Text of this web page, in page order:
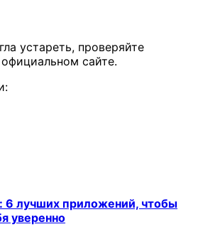
устареть, проверяйте
сайте.
6 лучших приложений, чтобы
уверенно